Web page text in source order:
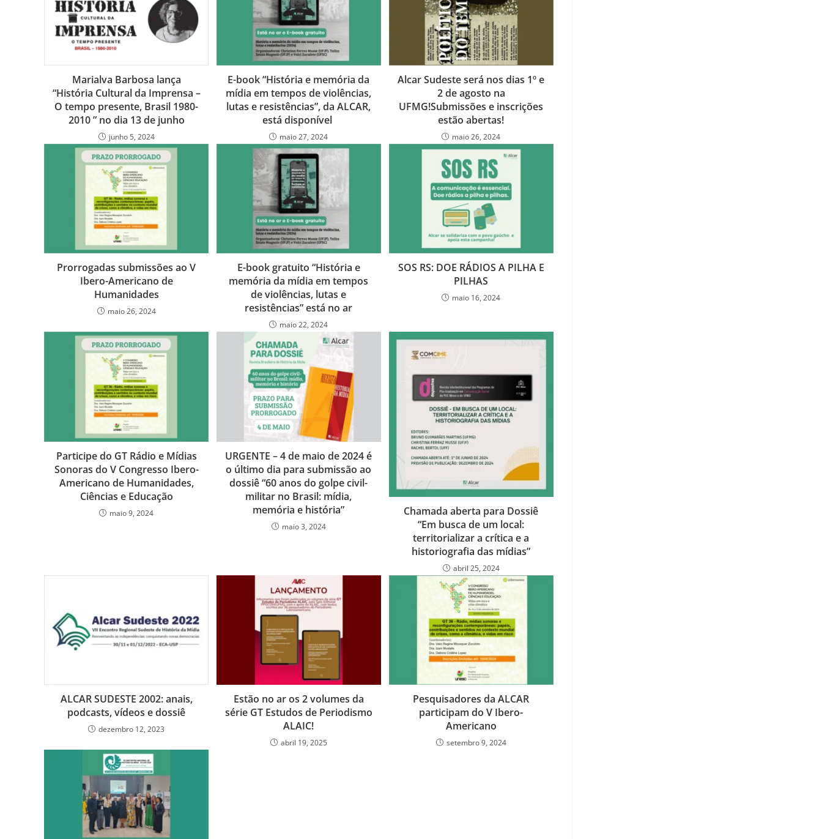
Marialva Barbosa lança
“História Cultural da Imprensa –
O tempo presente, Brasil 1980-
2010 ” no dia 13 de junho
junho 5, 2024
E-book “História e memória da
mídia em tempos de violências,
lutas e resistências”, da ALCAR,
está disponível
maio 27, 2024
Alcar Sudeste será nos dias 1º e
2 de agosto na
UFMG!Submissões e inscrições
estão abertas!
maio 26, 2024
Prorrogadas submissões ao V
Ibero-Americano de
Humanidades
maio 26, 2024
E-book gratuito “História e
memória da mídia em tempos
de violências, lutas e
resistências” está no ar
maio 22, 2024
SOS RS: DOE RÁDIOS A PILHA E
PILHAS
maio 16, 2024
Participe do GT Rádio e Mídias
Sonoras do V Congresso Ibero-
Americano de Humanidades,
Ciências e Educação
maio 9, 2024
URGENTE – 4 de maio de 2024 é
o último dia para submissão ao
dossiê “60 anos do golpe civil-
militar no Brasil: mídia,
memória e história”
maio 3, 2024
Chamada aberta para Dossiê
“Em busca de um local:
territorializar a crítica e a
historiografia das mídias”
abril 25, 2024
ALCAR SUDESTE 2002: anais,
podcasts, vídeos e dossiê
dezembro 12, 2023
Estão no ar os 2 volumes da
série GT Estudos de Periodismo
ALAIC!
abril 19, 2025
Pesquisadores da ALCAR
participam do V Ibero-
Americano
setembro 9, 2024